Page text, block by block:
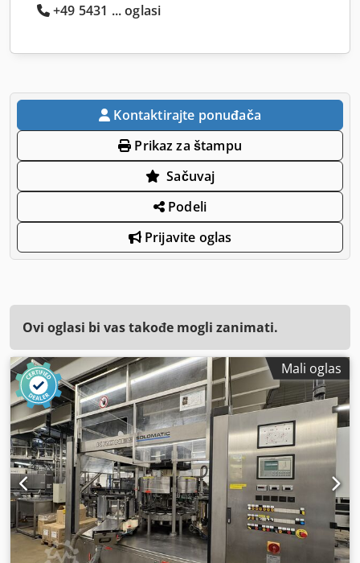
+49 5431 ... oglasi
Kontaktirajte ponuđača
Prikaz za štampu
Sačuvaj
Podeli
Prijavite oglas
Ovi oglasi bi vas takođe mogli zanimati.
Mali oglas